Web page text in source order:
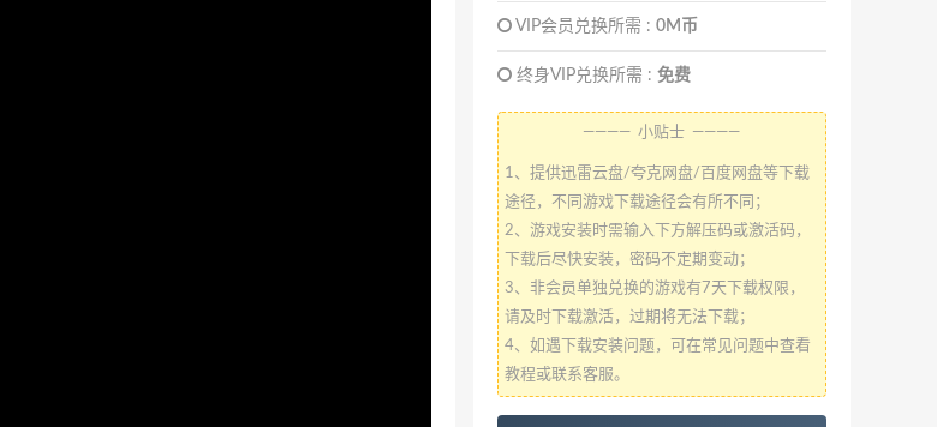
VIP会员兑换所需 : 0M币
终身VIP兑换所需 : 免费
———— 小贴士 ————
1、提供迅雷云盘/夸克网盘/百度网盘等下载
途径，不同游戏下载途径会有所不同；
2、游戏安装时需输入下方解压码或激活码，
下载后尽快安装，密码不定期变动；
3、非会员单独兑换的游戏有7天下载权限，
请及时下载激活，过期将无法下载；
4、如遇下载安装问题，可在常见问题中查看
教程或联系客服。